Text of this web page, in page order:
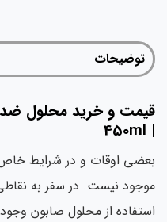
توضیحات
و خرید محلول
اوقات و در شرایط خاص
نیست. در سفر به نقاطی
از محلول صابون وجود